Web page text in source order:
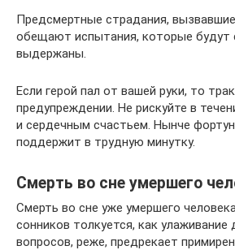
Предсмертные страдания,
обещают испытания, которые будут
выдержаны.
Если герой пал от вашей руки, то
предупреждении. Не рискуйте в
и сердечным счастьем. Нынче
поддержит в трудную минутку.
Смерть во сне умершего
Смерть во сне уже умершего
сонников толкуется, как улаживание
вопросов, реже, предрекает